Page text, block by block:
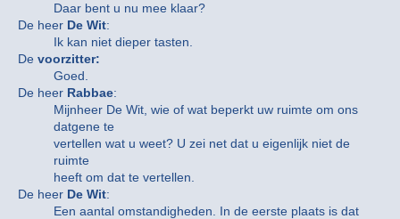
Daar bent u nu mee klaar?
De heer De Wit:
Ik kan niet dieper tasten.
De voorzitter:
Goed.
De heer Rabbae:
Mijnheer De Wit, wie of wat beperkt uw ruimte om ons
datgene te
vertellen wat u weet? U zei net dat u eigenlijk niet de
ruimte
heeft om dat te vertellen.
De heer De Wit:
Een aantal omstandigheden. In de eerste plaats is dat